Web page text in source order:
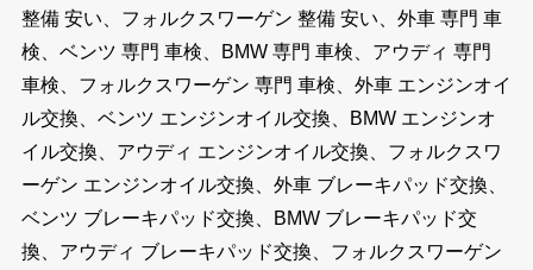
整備 安い、フォルクスワーゲン 整備 安い、外車 専門 車
検、ベンツ 専門 車検、BMW 専門 車検、アウディ 専門
車検、フォルクスワーゲン 専門 車検、外車 エンジンオイ
ル交換、ベンツ エンジンオイル交換、BMW エンジンオ
イル交換、アウディ エンジンオイル交換、フォルクスワ
ーゲン エンジンオイル交換、外車 ブレーキパッド交換、
ベンツ ブレーキパッド交換、BMW ブレーキパッド交
換、アウディ ブレーキパッド交換、フォルクスワーゲン